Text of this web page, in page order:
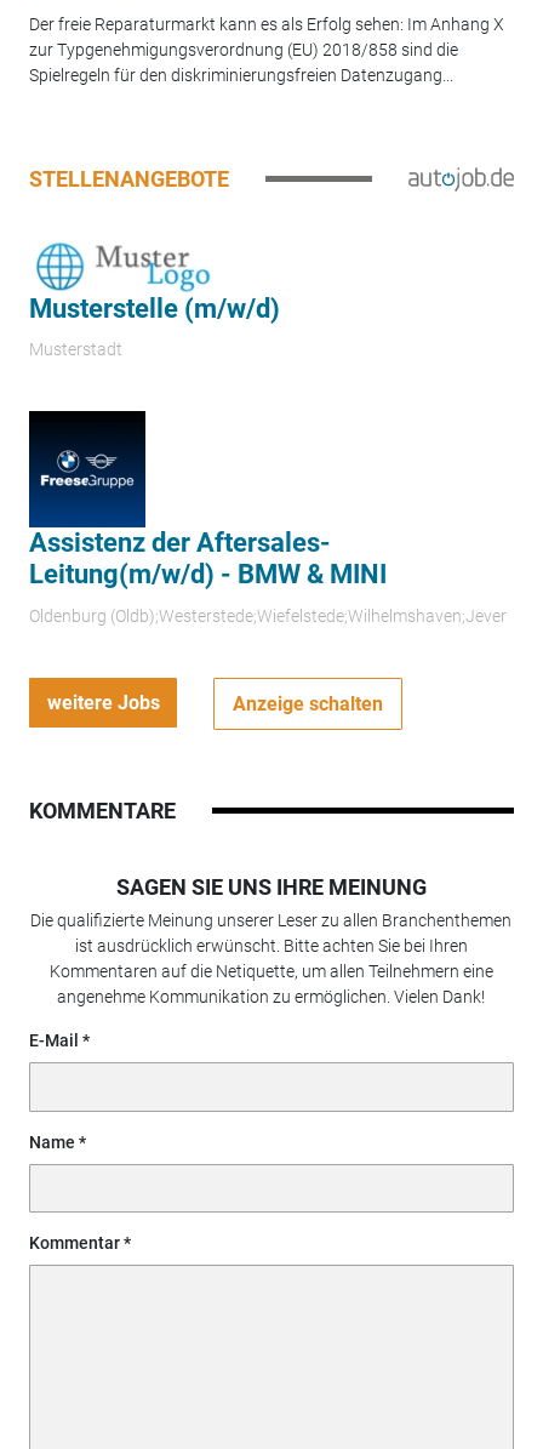
Der freie Reparaturmarkt kann es als Erfolg sehen: Im Anhang X
zur Typgenehmigungsverordnung (EU) 2018/858 sind die
Spielregeln für den diskriminierungsfreien Datenzugang...
STELLENANGEBOTE
Musterstelle (m/w/d)
Musterstadt
Assistenz der Aftersales-
Leitung(m/w/d) - BMW & MINI
Oldenburg (Oldb);Westerstede;Wiefelstede;Wilhelmshaven;Jever
weitere Jobs Anzeige schalten
KOMMENTARE
SAGEN SIE UNS IHRE MEINUNG
Die qualifizierte Meinung unserer Leser zu allen Branchenthemen
ist ausdrücklich erwünscht. Bitte achten Sie bei Ihren
Kommentaren auf die Netiquette, um allen Teilnehmern eine
angenehme Kommunikation zu ermöglichen. Vielen Dank!
E-Mail
Name
Kommentar